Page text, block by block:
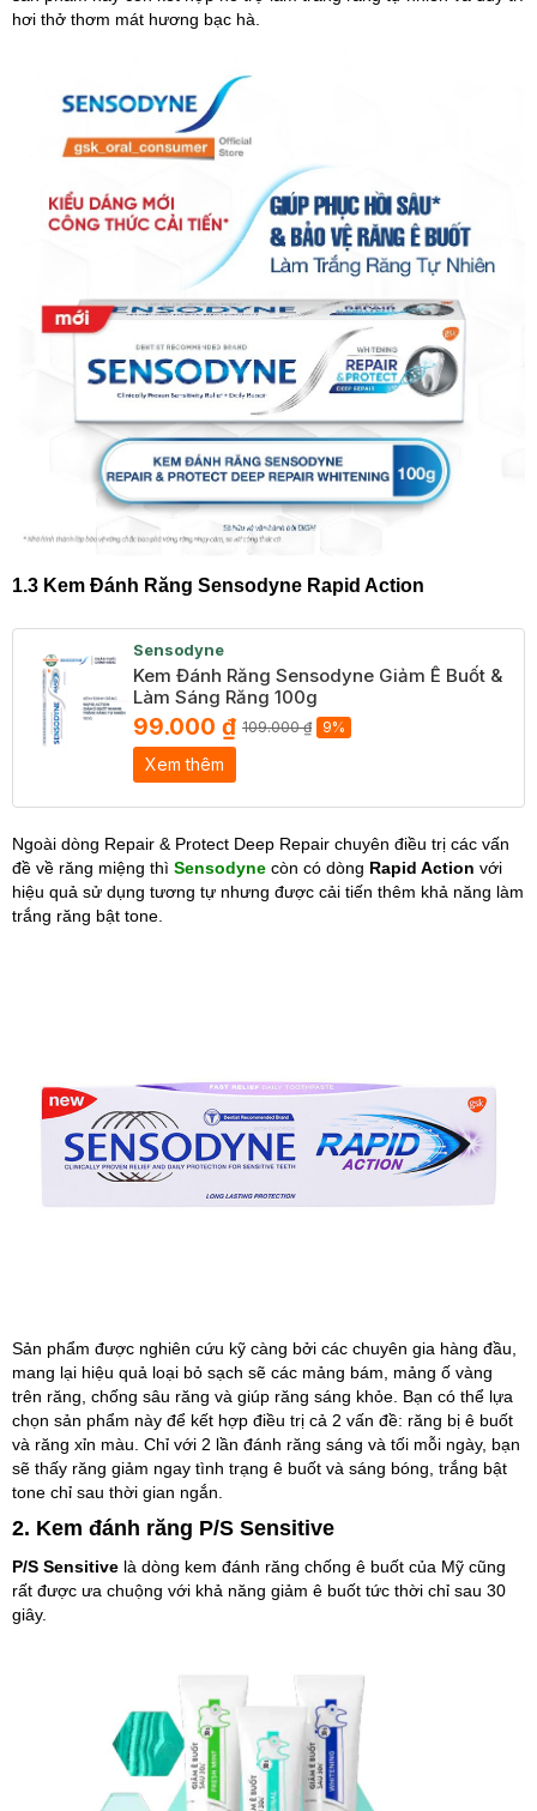
hơi thở thơm mát hương bạc hà.
1.3 Kem Đánh Răng Sensodyne Rapid Action
Sensodyne
Kem Đánh Răng Sensodyne Giảm Ê Buốt &
Làm Sáng Răng 100g
99.000 ₫ 109.000 ₫ 9%
Xem thêm
Ngoài dòng Repair & Protect Deep Repair chuyên điều trị các vấn
đề về răng miệng thì Sensodyne còn có dòng Rapid Action với
hiệu quả sử dụng tương tự nhưng được cải tiến thêm khả năng làm
trắng răng bật tone.
Sản phẩm được nghiên cứu kỹ càng bởi các chuyên gia hàng đầu,
mang lại hiệu quả loại bỏ sạch sẽ các mảng bám, mảng ố vàng
trên răng, chống sâu răng và giúp răng sáng khỏe. Bạn có thể lựa
chọn sản phẩm này để kết hợp điều trị cả 2 vấn đề: răng bị ê buốt
và răng xỉn màu. Chỉ với 2 lần đánh răng sáng và tối mỗi ngày, bạn
sẽ thấy răng giảm ngay tình trạng ê buốt và sáng bóng, trắng bật
tone chỉ sau thời gian ngắn.
2. Kem đánh răng P/S Sensitive
P/S Sensitive là dòng kem đánh răng chống ê buốt của Mỹ cũng
rất được ưa chuộng với khả năng giảm ê buốt tức thời chỉ sau 30
giây.